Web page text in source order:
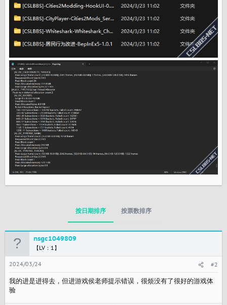
按日期排序 按票数排序
nsgc1049809
【LV：1】
2024/03/24 #2
我的进是进得去，但进游戏侯老师提示错误，很烦没有了很好的游戏体
验